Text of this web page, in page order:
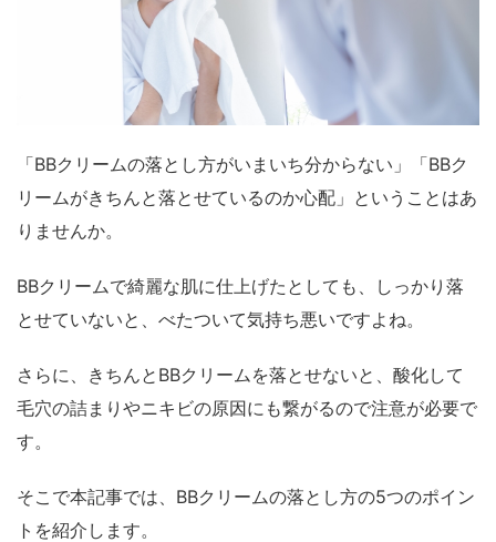
「BBクリームの落とし方がいまいち分からない」「BBク
リームがきちんと落とせているのか心配」ということはあ
りませんか。
BBクリームで綺麗な肌に仕上げたとしても、しっかり落
とせていないと、べたついて気持ち悪いですよね。
さらに、きちんとBBクリームを落とせないと、酸化して
毛穴の詰まりやニキビの原因にも繋がるので注意が必要で
す。
そこで本記事では、BBクリームの落とし方の5つのポイン
トを紹介します。